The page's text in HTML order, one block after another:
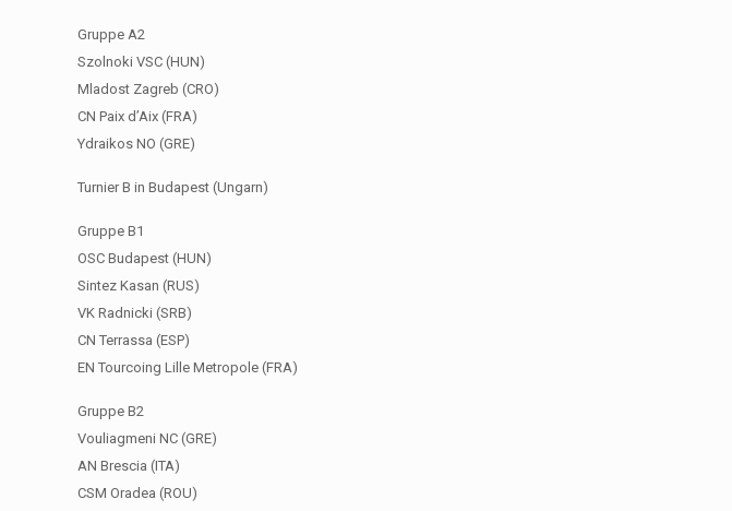
Gruppe A2
Szolnoki VSC (HUN)
Mladost Zagreb (CRO)
CN Paix d’Aix (FRA)
Ydraikos NO (GRE)
Turnier B in Budapest (Ungarn)
Gruppe B1
OSC Budapest (HUN)
Sintez Kasan (RUS)
VK Radnicki (SRB)
CN Terrassa (ESP)
EN Tourcoing Lille Metropole (FRA)
Gruppe B2
Vouliagmeni NC (GRE)
AN Brescia (ITA)
CSM Oradea (ROU)